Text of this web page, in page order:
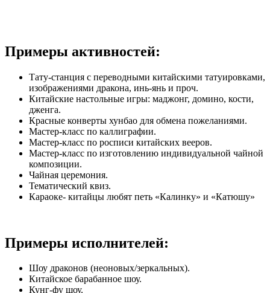
Примеры активностей:
Тату-станция с переводными китайскими татуировками,
изображениями дракона, инь-янь и проч.
Китайские настольные игры: маджонг, домино, кости,
дженга.
Красные конверты хунбао для обмена пожеланиями.
Мастер-класс по каллиграфии.
Мастер-класс по росписи китайских вееров.
Мастер-класс по изготовлению индивидуальной чайной
композиции.
Чайная церемония.
Тематический квиз.
Караоке- китайцы любят петь «Калинку» и «Катюшу»
Примеры исполнителей:
Шоу драконов (неоновых/зеркальных).
Китайское барабанное шоу.
Кунг-фу шоу.